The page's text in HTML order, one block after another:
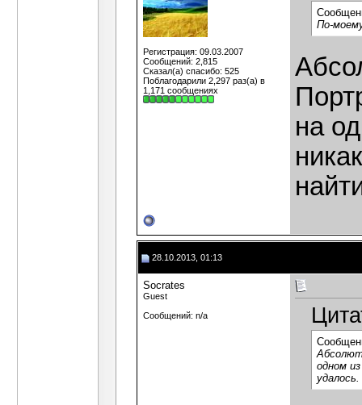
Регистрация: 09.03.2007
Сообщений: 2,815
Сказал(а) спасибо: 525
Поблагодарили 2,297 раз(а) в
1,171 сообщениях
По-
на
28.10.2013, 01:13
Socrates
Guest
Сообщений: n/a
одном
удалось.